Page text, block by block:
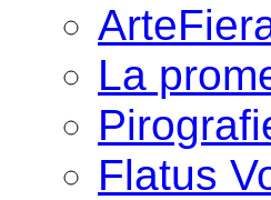
La
Flatus